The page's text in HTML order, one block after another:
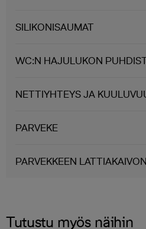
SILIKONISAUMAT
WC:N HAJULUKON
NETTIYHTEYS JA
PARVEKE
PARVEKKEEN
Tutustu myös näihin